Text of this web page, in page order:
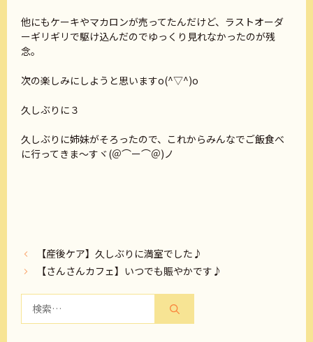
他にもケーキやマカロンが売ってたんだけど、ラストオーダ
ーギリギリで駆け込んだのでゆっくり見れなかったのが残
念。
次の楽しみにしようと思いますo(^▽^)o
久しぶりに３
久しぶりに姉妹がそろったので、これからみんなでご飯食べ
に行ってきま〜すヾ(＠⌒ー⌒＠)ノ
【産後ケア】久しぶりに満室でした♪
【さんさんカフェ】いつでも賑やかです♪